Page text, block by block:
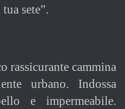
sete”.
rassicurante cammina
urbano. Indossa
e impermeabile.